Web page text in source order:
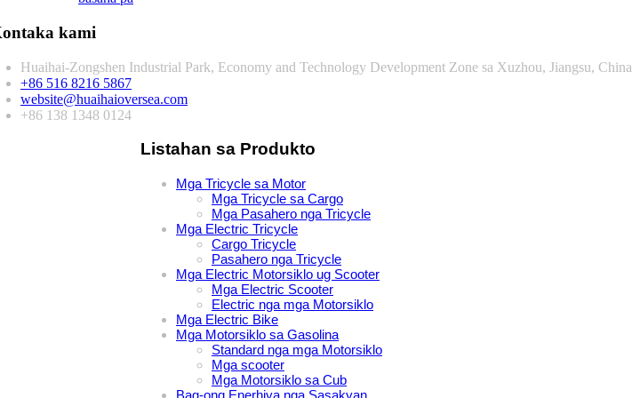
kami
Huaihai-Zongshen Industrial Park, Economy and Technology Development Zone sa Xuzhou, Jiangsu, China
+86 516 8216 5867
website@huaihaioversea.com
+86 138 1348 0124
Listahan sa Produkto
Mga Tricycle sa Motor
Mga Tricycle sa Cargo
Mga Pasahero nga Tricycle
Mga Electric Tricycle
Cargo Tricycle
Pasahero nga Tricycle
Mga Electric Motorsiklo ug Scooter
Mga Electric Scooter
Electric nga mga Motorsiklo
Mga Electric Bike
Mga Motorsiklo sa Gasolina
Standard nga mga Motorsiklo
Mga scooter
Mga Motorsiklo sa Cub
Bag-ong Enerhiya nga Sasakyan